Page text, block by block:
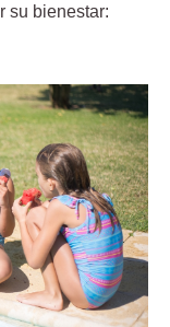
su bienestar: